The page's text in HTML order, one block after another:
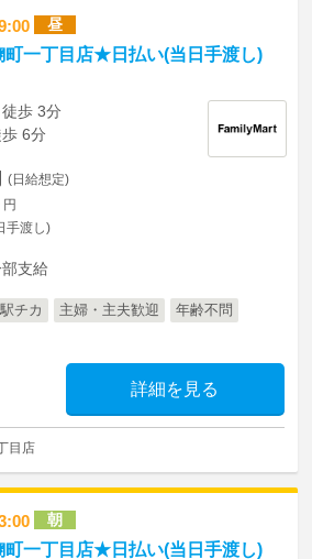
昼
町一丁目店★日払い(当日手渡し)
歩 3分
6分
(日給想定)
手渡し)
支給
駅チカ 主婦・主夫歓迎
年齢不問
詳細を見る
目店
朝
町一丁目店★日払い(当日手渡し)